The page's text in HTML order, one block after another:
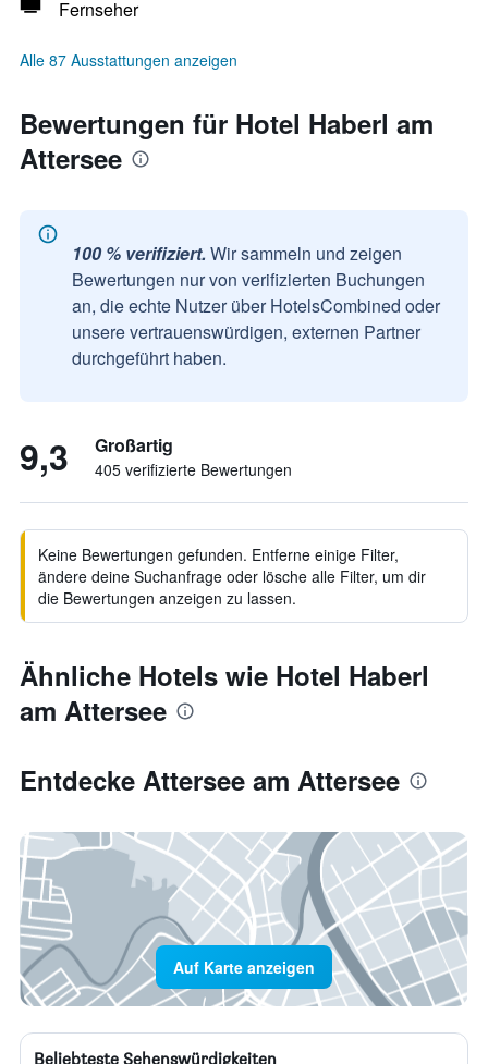
Fernseher
Alle 87 Ausstattungen anzeigen
Bewertungen für Hotel Haberl am
Attersee
100 % verifiziert. Wir sammeln und zeigen
Bewertungen nur von verifizierten Buchungen
an, die echte Nutzer über HotelsCombined oder
unsere vertrauenswürdigen, externen Partner
durchgeführt haben.
9,3 Großartig
405 verifizierte Bewertungen
Keine Bewertungen gefunden. Entferne einige Filter,
ändere deine Suchanfrage oder lösche alle Filter, um dir
die Bewertungen anzeigen zu lassen.
Ähnliche Hotels wie Hotel Haberl
am Attersee
Entdecke Attersee am Attersee
Auf Karte anzeigen
Beliebteste Sehenswürdigkeiten